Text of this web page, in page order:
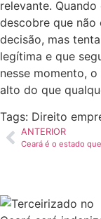
relevante.
descobre que
decisão, mas
legítima e que
nesse momento,
alto do que
Tags: Direito
ANTERIOR